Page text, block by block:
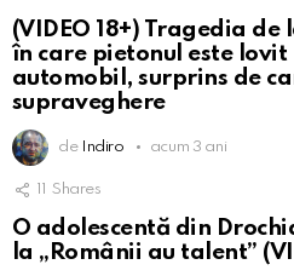
(VIDEO 18+) Tragedia de
în care pietonul este
automobil, surprins de
supraveghere
de Indiro acum 3 ani
11 Shares
O adolescentă din
la „Românii au talent”